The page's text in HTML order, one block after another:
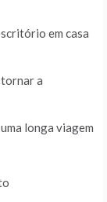
em casa
a
longa viagem